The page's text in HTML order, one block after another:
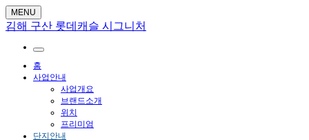
MENU
김해 구산 롯데캐슬 시그니처
홈
사업안내
사업개요
브랜드소개
위치
프리미엄
단지안내